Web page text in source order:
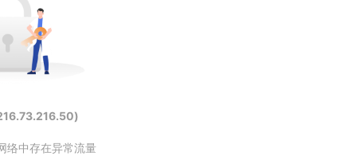
络中存在异常流量